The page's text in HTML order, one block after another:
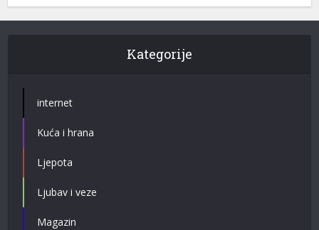
Kategorije
internet
Kuća i hrana
Ljepota
Ljubav i veze
Magazin